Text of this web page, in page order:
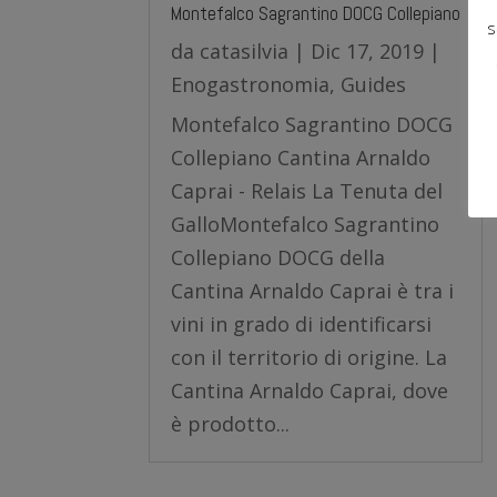
Montefalco Sagrantino DOCG Collepiano
da catasilvia | Dic 17, 2019 |
Enogastronomia, Guides
Montefalco Sagrantino DOCG
Collepiano Cantina Arnaldo
Caprai - Relais La Tenuta del
GalloMontefalco Sagrantino
Collepiano DOCG della
Cantina Arnaldo Caprai è tra i
vini in grado di identificarsi
con il territorio di origine. La
Cantina Arnaldo Caprai, dove
è prodotto...